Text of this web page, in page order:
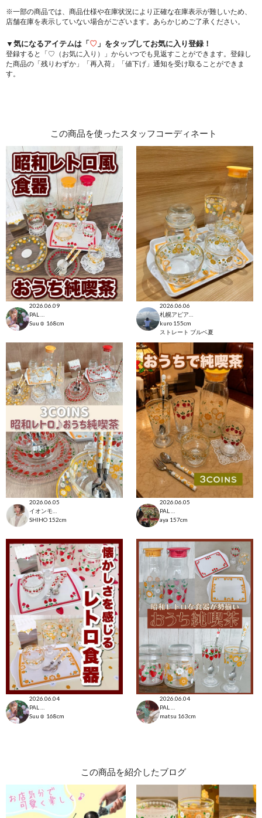
※一部の商品では、商品仕様や在庫状況により正確な在庫表示が難しいため、
店舗在庫を表示していない場合がございます。あらかじめご了承ください。
▼気になるアイテムは「♡ 」をタップしてお気に入り登録！
登録すると「♡（お気に入り）」からいつでも見返すことができます。登録し
た商品の「残りわずか」「再入荷」「値下げ」通知を受け取ることができま
す。
この商品を使ったスタッフコーディネート
2026.06.09
Suu☺︎ 168cm
2026.06.06
kuro 155cm
ストレート ブルベ夏
2026.06.05
SHIHO 152cm
2026.06.05
aya 157cm
2026.06.04
Suu☺︎ 168cm
2026.06.04
matsu 163cm
この商品を紹介したブログ